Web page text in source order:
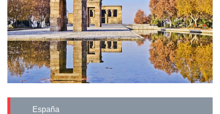
España